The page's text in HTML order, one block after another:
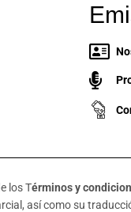
los Términos y
así como su